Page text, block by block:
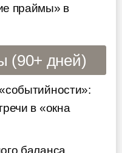
праймы» в
(90+ дней)
в «окна
баланса